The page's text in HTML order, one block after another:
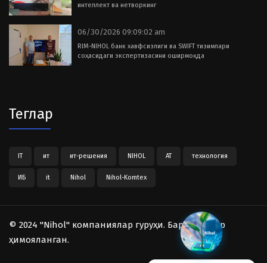
интеллект ва нетворкинг
06/30/2026 09:09:02 am
RIM-NIHOL банк хавфсизлиги ва SWIFT тизимлари
соҳасидаги экспертизасини оширмоқда
Теглар
IT ит ит-решения NIHOL АТ технология
ИБ it Nihol Nihol-Komtex
© 2024 "Nihol" компаниялар гуруҳи. Барча ҳуқуқлар
ҳимояланган.